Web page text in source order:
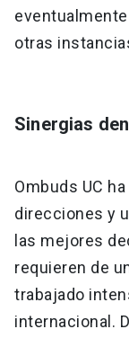
otras
Sinergias
Ombuds UC
direcciones y
las mejores
requieren de
trabajado
internacional.